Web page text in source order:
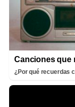
Canciones que
¿Por qué recuerdas